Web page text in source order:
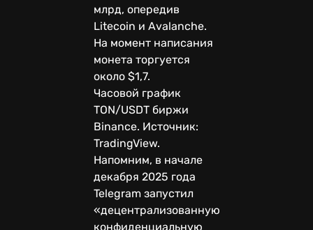
млрд, опередив
Litecoin и Avalanche.
На момент написания
монета торгуется
около $1,7.
Часовой график
TON/USDT биржи
Binance. Источник:
TradingView.
Напомним, в начале
декабря 2025 года
Telegram запустил
«децентрализованную
конфиденциальную